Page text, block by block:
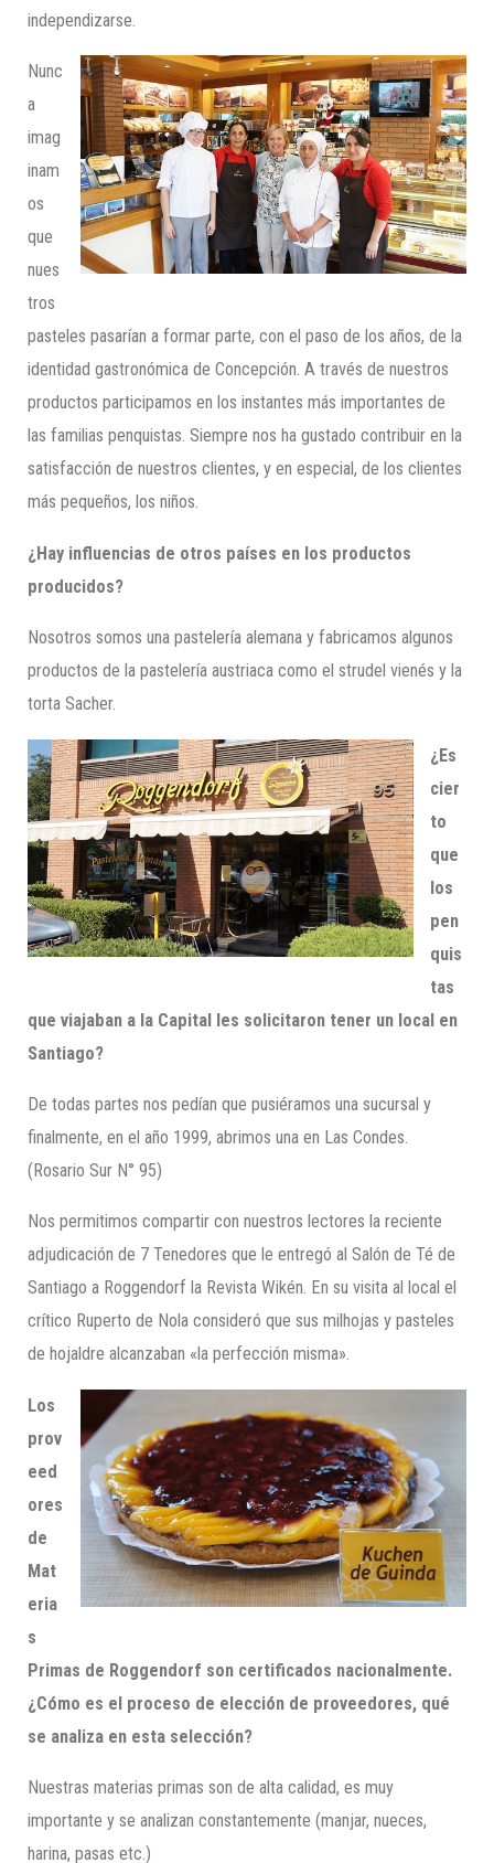
independizarse.
Nunc
a
imag
inam
os
que
nues
tros
pasteles pasarían a formar parte, con el paso de los años, de la
identidad gastronómica de Concepción. A través de nuestros
productos participamos en los instantes más importantes de
las familias penquistas. Siempre nos ha gustado contribuir en la
satisfacción de nuestros clientes, y en especial, de los clientes
más pequeños, los niños.
¿Hay influencias de otros países en los productos
producidos?
Nosotros somos una pastelería alemana y fabricamos algunos
productos de la pastelería austriaca como el strudel vienés y la
torta Sacher.
¿Es
cier
to
que
los
pen
quis
tas
que viajaban a la Capital les solicitaron tener un local en
Santiago?
De todas partes nos pedían que pusiéramos una sucursal y
finalmente, en el año 1999, abrimos una en Las Condes.
(Rosario Sur N° 95)
Nos permitimos compartir con nuestros lectores la reciente
adjudicación de 7 Tenedores que le entregó al Salón de Té de
Santiago a Roggendorf la Revista Wikén. En su visita al local el
crítico Ruperto de Nola consideró que sus milhojas y pasteles
de hojaldre alcanzaban «la perfección misma».
Los
prov
eed
ores
de
Mat
eria
s
Primas de Roggendorf son certificados nacionalmente.
¿Cómo es el proceso de elección de proveedores, qué
se analiza en esta selección?
Nuestras materias primas son de alta calidad, es muy
importante y se analizan constantemente (manjar, nueces,
harina, pasas etc.)